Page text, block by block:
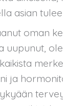
asian
oman
uupunut,
ja